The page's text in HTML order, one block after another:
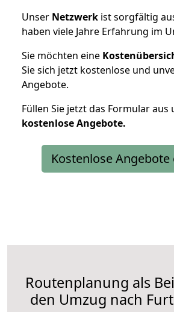
Unser Netzwerk ist sorgfältig
haben viele Jahre Erfahrung im
Sie möchten eine
Sie sich jetzt kostenlose und
Angebote.
Füllen Sie jetzt das Formular aus
kostenloseAngebote.
Kostenlose
Routenplanung als
den Umzug nach